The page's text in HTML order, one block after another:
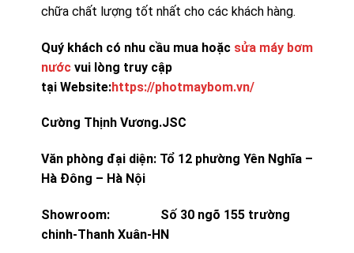
chữa chất lượng tốt nhất cho các khách hàng.
Quý khách có nhu cầu mua hoặc sửa máy bơm
nướcvui lòng truy cập
tại Website:https://photmaybom.vn/
Cường Thịnh Vương.JSC
Văn phòng đại diện: Tổ 12 phường Yên Nghĩa –
Hà Đông – Hà Nội
Showroom: Số 30 ngõ 155 trường
chinh-Thanh Xuân-HN